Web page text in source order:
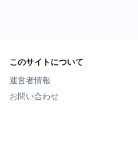
このサイトについて
運営者情報
お問い合わせ